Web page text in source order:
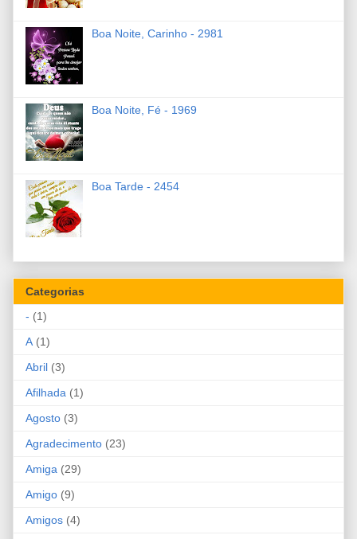
Boa Noite, Carinho - 2981
Boa Noite, Fé - 1969
Boa Tarde - 2454
Categorias
- (1)
A (1)
Abril (3)
Afilhada (1)
Agosto (3)
Agradecimento (23)
Amiga (29)
Amigo (9)
Amigos (4)